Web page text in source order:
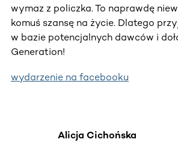
wymaz z policzka. To naprawdę
komuś szansę na życie. Dlatego
w bazie potencjalnych dawców i
Generation!
wydarzenie na facebooku
Alicja Cichońska